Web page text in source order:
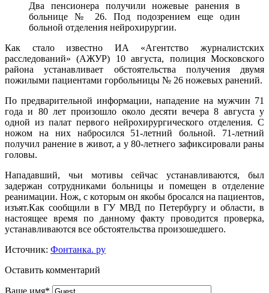
Два пенсионера получили ножевые ранения в
больнице№ 26. Под подозрением еще один
больной отделения нейрохирургии.
Как стало известно ИА «Агентство журналистских
расследований» (АЖУР) 10 августа, полиция Московского
района устанавливает обстоятельства получения двумя
пожилыми пациентами горбольницы № 26 ножевых ранений.
По предварительной информации, нападение на мужчин 71
года и 80 лет произошло около десяти вечера 8 августа у
одной из палат первого нейрохирургического отделения. С
ножом на них набросился 51-летний больной. 71-летний
получил ранение в живот, а у 80-летнего зафиксировали раны
головы.
Нападавший, чьи мотивы сейчас устанавливаются, был
задержан сотрудниками больницы и помещен в отделение
реанимации. Нож, с которым он якобы бросался на пациентов,
изъят.Как сообщили в ГУ МВД по Петербургу и области, в
настоящее время по данному факту проводится проверка,
устанавливаются все обстоятельства произошедшего.
Источник: Фонтанка. ру
Оставить комментарий